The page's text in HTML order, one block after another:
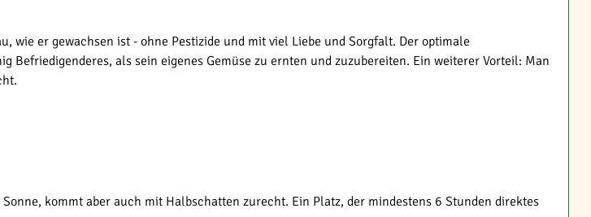
wie er gewachsen ist - ohne Pestizide und mit viel Liebe und Sorgfalt. Der optimale
als sein eigenes Gemüse zu ernten und zuzubereiten. Ein weiterer Vorteil: Man
kommt aber auch mit Halbschatten zurecht. Ein Platz, der mindestens 6 Stunden direktes